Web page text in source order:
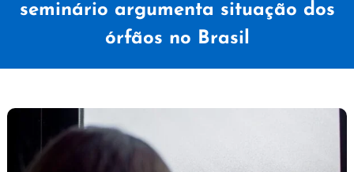
seminário argumenta situação dos
órfãos no Brasil